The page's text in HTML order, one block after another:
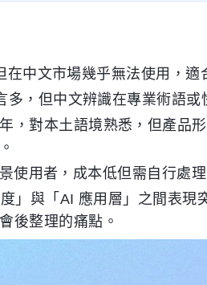
在中文市場幾乎無法使用，適
多，但中文辨識在專業術語
，對本土語境熟悉，但產品
使用者，成本低但需自行處
」與「AI 應用層」之間表
後整理的痛點。